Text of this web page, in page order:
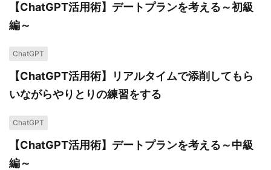
【ChatGPT活用術】デートプランを考える～初級
編～
ChatGPT
【ChatGPT活用術】リアルタイムで添削してもら
いながらやりとりの練習をする
ChatGPT
【ChatGPT活用術】デートプランを考える～中級
編～